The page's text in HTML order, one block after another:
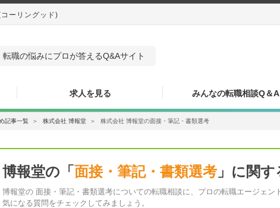
ーリングッド)
転職の悩みにプロが答えるQ&Aサイト
求人を見る みんなの転職相談Q＆A
記事一覧 ＞ 株式会社 博報堂 ＞ 株式会社 博報堂の面接・筆記・書類選考
博報堂の「 面接・筆記・書類選考 」に関
博報堂の 面接・筆記・書類選考についての転職相談に、プロの転職エージェン
気になる質問をチェックしてみましょう。